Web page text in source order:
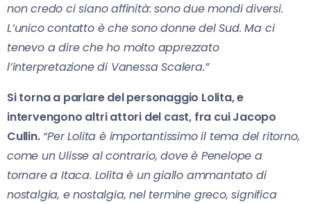
non credo ci siano affinità: sono due mondi diversi.
L’unico contatto è che sono donne del Sud. Ma ci
tenevo a dire che ho molto apprezzato
l’interpretazione di Vanessa Scalera.”
Si torna a parlare del personaggio Lolita, e
intervengono altri attori del cast, fra cui Jacopo
Cullin.“Per Lolita è importantissimo il tema del ritorno,
come un Ulisse al contrario, dove è Penelope a
tornare a Itaca. Lolita è un giallo ammantato di
nostalgia, e nostalgia, nel termine greco, significa